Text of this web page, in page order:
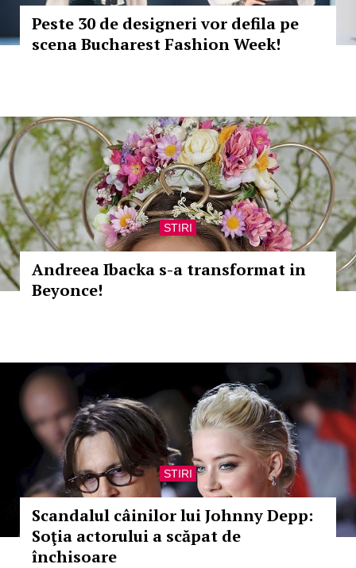
Peste 30 de designeri vor defila pe
scena Bucharest Fashion Week!
STIRI
Andreea Ibacka s-a transformat in
Beyonce!
STIRI
Scandalul câinilor lui Johnny Depp:
Soţia actorului a scăpat de
închisoare